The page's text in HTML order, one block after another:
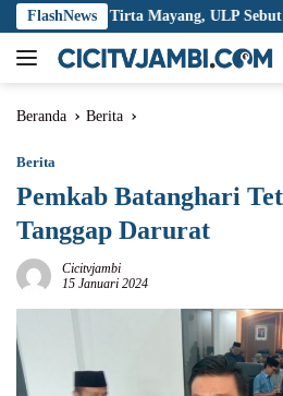
Langsung
ke
konten
FlashNews
Tirta Mayang, ULP Sebut Penawaran
Beranda Berita
Berita
Pemkab Batanghari
Tanggap Darurat
Cicitvjambi
15 Januari 2024